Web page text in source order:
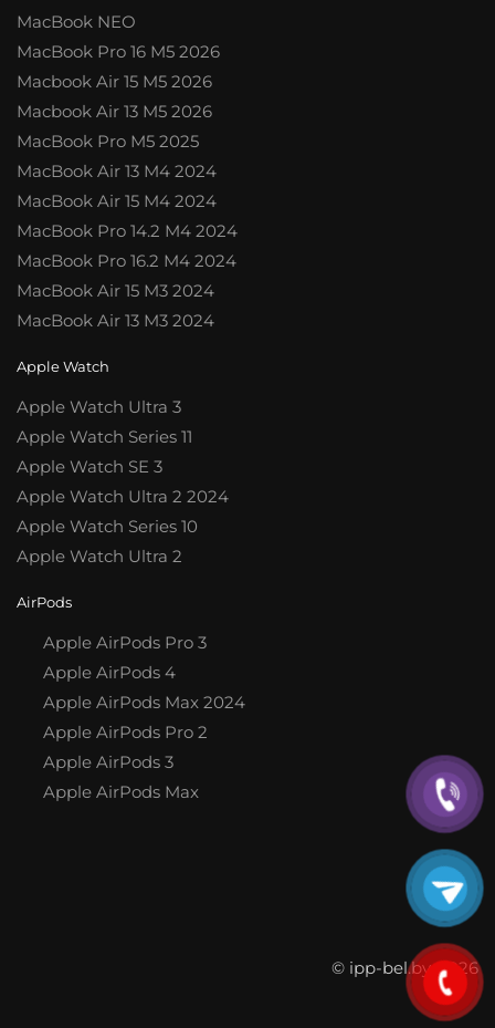
MacBook NEO
MacBook Pro 16 M5 2026
Macbook Air 15 M5 2026
Macbook Air 13 M5 2026
MacBook Pro M5 2025
MacBook Air 13 M4 2024
MacBook Air 15 M4 2024
MacBook Pro 14.2 M4 2024
MacBook Pro 16.2 M4 2024
MacBook Air 15 M3 2024
MacBook Air 13 M3 2024
Apple Watch
Apple Watch Ultra 3
Apple Watch Series 11
Apple Watch SE 3
Apple Watch Ultra 2 2024
Apple Watch Series 10
Apple Watch Ultra 2
AirPods
Apple AirPods Pro 3
Apple AirPods 4
Apple AirPods Max 2024
Apple AirPods Pro 2
Apple AirPods 3
Apple AirPods Max
© ipp-bel.by, 2026